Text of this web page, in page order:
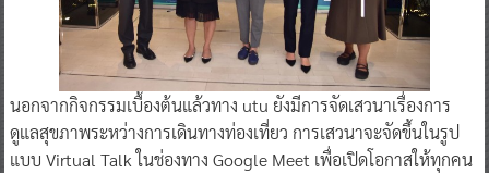
นอกจากกิจกรรมเบื้องต้นแล้วทาง utu ยังมีการจัดเสวนาเรื่องการ
ดูแลสุขภาพระหว่างการเดินทางท่องเที่ยว การเสวนาจะจัดขึ้นในรูป
แบบ Virtual Talk ในช่องทาง Google Meet เพื่อเปิดโอกาสให้ทุกคน